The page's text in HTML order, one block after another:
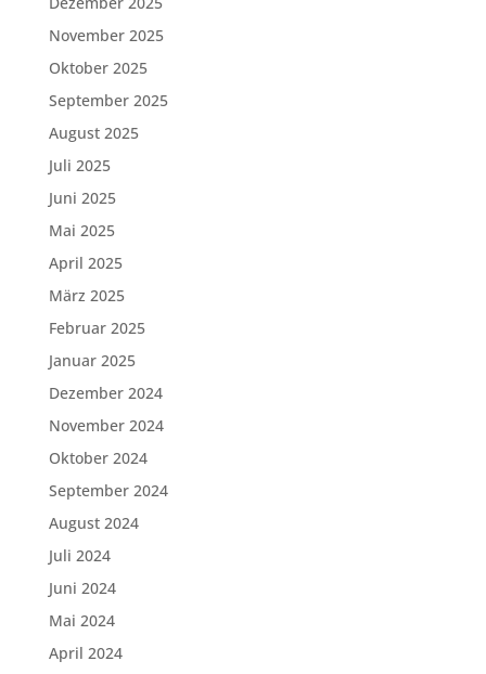
November 2025
Oktober 2025
September 2025
August 2025
Juli 2025
Juni 2025
Mai 2025
April 2025
März 2025
Februar 2025
Januar 2025
Dezember 2024
November 2024
Oktober 2024
September 2024
August 2024
Juli 2024
Juni 2024
Mai 2024
April 2024